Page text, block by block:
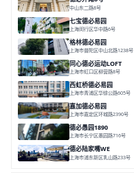
中山东二路8号
七宝德必易园
上海闵行区华中路6号
格林德必易园
上海市普陀区中山北路1238号
同心德必运动LOFT
上海市虹口区柳营路8号
西虹桥德必易园
上海市青浦区华徐公路605号
嘉加德必易园
上海市嘉定区环城路2390号
德必愚园1890
上海市长宁区愚园路716号
德必陆家嘴WE
上海市浦东新区乳山路233号